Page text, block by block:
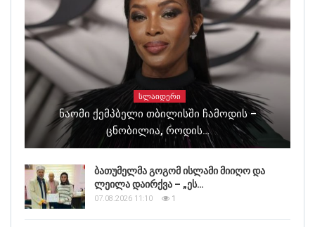
ᲡᲚᲐᲘᲓᲔᲠᲘ
Ნაომი Ქემპბელი Თბილისში Ჩამოდის –
Ცნობილია, Როდის…
ბათუმელმა გოგომ ისლამი მიიღო და
ლეილა დაირქვა – „ეს…
07.08.2026 11:10 1